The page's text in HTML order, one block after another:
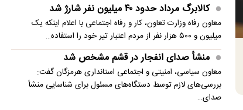
پزشکیان: در ابتدای دولت با قطعی برق، آب و گاز
مواجه بودیم
معاون مرکز شرکت‌های دانش‌بنیان: توسعه فناوری،
مسیر رقابت‌پذیری صنعت قطعه‌سازی است
سنتکام: به محاصره دریایی ایران ادامه می دهیم
کالابرگ مرداد حدود ۴۰‌ میلیون نفر شارژ شد
معاون رفاه وزارت تعاون، کار و رفاه اجتماعی با اعلام اینکه یک
میلیون و ۵۰۰ هزار نفر از مردم اعتبار تیر خود را استفاده…
منشأ صدای انفجار در قشم مشخص شد
معاون سیاسی، امنیتی و اجتماعی استانداری هرمزگان گفت:
بررسی‌های لازم توسط دستگاه‌های مسئول برای شناسایی منشأ
صدای…